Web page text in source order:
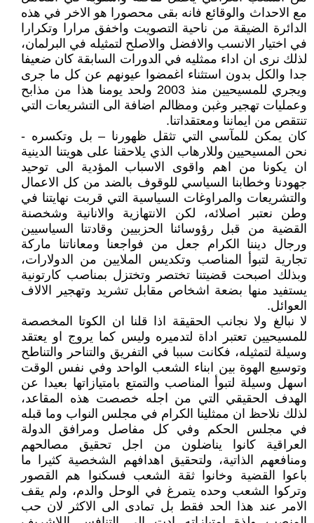
مع الاحداث والوقائع فانه بقى محصورا هو الاخر في هذه
الدائرة الضيقة من ناحية التصويت واخفق مرارا وتكرارا
في اختيار الانسب والافضل والاصلح لتمثيله في البرلمان،
لذلك نرى ان اداء ممثليه في الدورات السابقة كان ضعيفا
جدا والكل بدون استثناء اغمضوا عيونهم عن كل ما جرى
ويجري للمسيحيين منذ 2003 ولحد يومنا هذا من مذابح
وعمليات تهجير وغبن ومظالم اضافة الى التشريعات التي
تنتقص من ايماننا ومعتقداتنا.
كان يمكن للمآسي التي تثقل ظهورنا – بل وتكسره -
نحن المسيحيين وللارهاب الذي يلاحقنا على هويتنا الدينية
ان يكونا من اهم واقوى الاسباب المؤدية الى توحيد
جهودنا وخطابنا السياسي للوقوف بالضد من كل الاعمال
والتشريعات والمراوغات السياسية التي قربت نهايتنا في
وطن نعتبر اصلائه، لكن الانتهازية والانانية وشخصنة
القضية من قبل رؤوسائنا الحزبيين وقادتنا السياسيين
ورجال ديننا الكرام جعل من فواجعنا ومعاناتنا ماركة
تجارية لتبوأ المناصب وتكديس الملايين من الدولارات،
وبذلك اصبحت قضيتنا تختصر وتختزل بمناصب كارتونية
يستفيد منها بضعة اشخاص مقابل تشريد وتهجير الالاف
العوائل.
لا نبالغ ولا نجانب الحقيقة اذا قلنا ان الكوتا المخصصة
للمسيحيين تعتبر اداة لتدميره وليس كما يروج او يعتقد
وسيلة لتمثيله، فكانت سببا في التفريق والتناحر والتناطح
وتوسيع الهوة بين ابناء الشعب الواحد وفي نفس الوقت
اسهل وسيلة لتبوأ المناصب والتمتع بامتيازاتها بعيدا عن
الهدف الحقيقي التي من اجله خصصت هذه المقاعد،
لذلك نلاحظ ان ممثلينا الكرام في مجلس النواب وما قبله
في مجلس الحكم وفي كل مفاصل ومرافق الدولة
العراقية كانوا يناضلون من اجل تحقيق مصالحهم
ومنافعهم الذاتية، ولتحقيق اهدافهم الشخصية كثيرا ما
باعوا القضية وخانوا ثقة الشعب فسكنوا هم القصور
وتركوا الشعب وحده يتمرغ في الوحل والدم، ولم يقف
الامر عند هذا الحد فقط بل تمادى الى الاكثر لان حب